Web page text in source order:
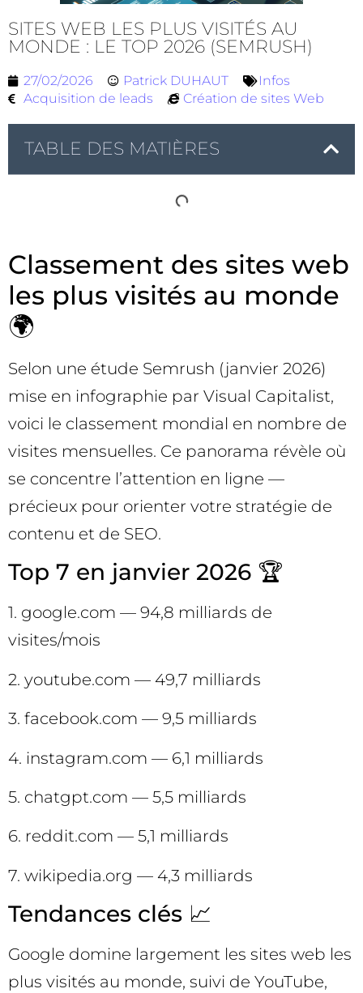
SITES WEB LES PLUS VISITÉS AU
MONDE : LE TOP 2026 (SEMRUSH)
27/02/2026 Patrick DUHAUT
Infos
Acquisition de leads
Création de sites Web
TABLE DES MATIÈRES
Classement des sites web
les plus visités au monde
🌍
Selon une étude Semrush (janvier 2026)
mise en infographie par Visual Capitalist,
voici le classement mondial en nombre de
visites mensuelles. Ce panorama révèle où
se concentre l’attention en ligne —
précieux pour orienter votre stratégie de
contenu et de SEO.
Top 7 en janvier 2026 🏆
1. google.com — 94,8 milliards de
visites/mois
2. youtube.com — 49,7 milliards
3. facebook.com — 9,5 milliards
4. instagram.com — 6,1 milliards
5. chatgpt.com — 5,5 milliards
6. reddit.com — 5,1 milliards
7. wikipedia.org — 4,3 milliards
Tendances clés 📈
Google domine largement les sites web les
plus visités au monde, suivi de YouTube,